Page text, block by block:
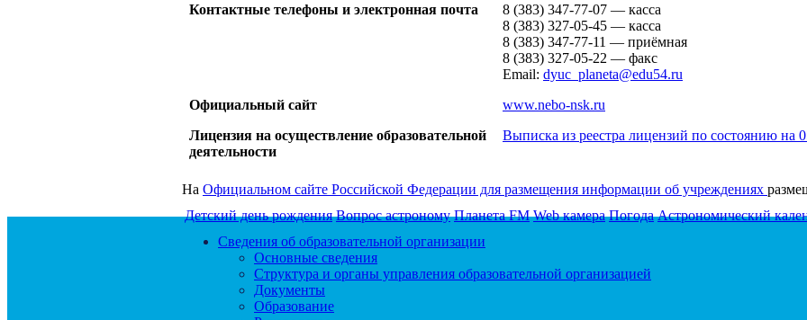
Контактные телефоны и электронная почта
8 (383) 347-77-07 — касса
8 (383) 327-05-45 — касса
8 (383) 347-77-11 — приёмная
8 (383) 327-05-22 — факс
Email: dyuc_planeta@edu54.ru
Официальный сайт
www.nebo-nsk.ru
Лицензия на осуществление образовательной
деятельности
Выписка из реестра лицензий по состоянию на
На Официальном сайте Российской Федерации для размещения информации об учреждениях
Детский день рождения Вопрос астроному Планета FM Web камера Погода Астрономический
Сведения об образовательной организации
Основные сведения
Структура и органы управления образовательной организацией
Документы
Образование